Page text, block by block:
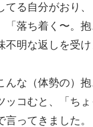
てる自分がおり
「落ち着く〜。
不明な返しを受け
んな（体勢の）
ッコむと、「ち
ってきました。